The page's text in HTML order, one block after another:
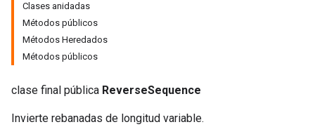
Clases anidadas
Métodos públicos
Métodos Heredados
Métodos públicos
clase final pública ReverseSequence
Invierte rebanadas de longitud variable.